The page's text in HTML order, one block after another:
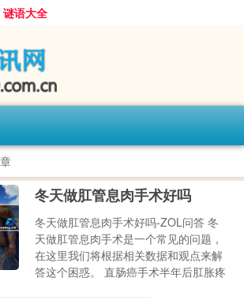
谜语大全
冬天做肛管息肉手术好吗
冬天做肛管息肉手术好吗-ZOL问答 冬
天做肛管息肉手术是一个常见的问题，
在这里我们将根据相关数据和观点来解
答这个困惑。 直肠癌手术半年后肛胀疼